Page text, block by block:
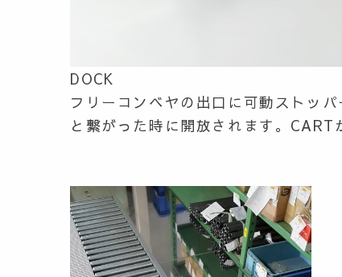
DOCK
フリーコンベヤの出口に可動ストッパ
と繋がった時に開放されます。 CART